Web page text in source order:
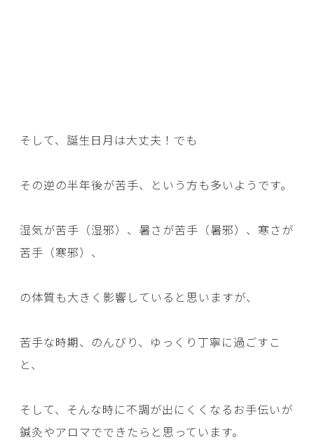
そして、誕生日月は大丈夫！でも
その逆の半年後が苦手、という方も多いようです。
湿気が苦手（湿邪）、暑さが苦手（暑邪）、寒さが
苦手（寒邪）、
の体質も大きく影響していると思いますが、
苦手な時期、のんびり、ゆっくり丁寧に過ごすこ
と、
そして、そんな時に不調が出にくくなるお手伝いが
鍼灸やアロマでできたらと思っています。